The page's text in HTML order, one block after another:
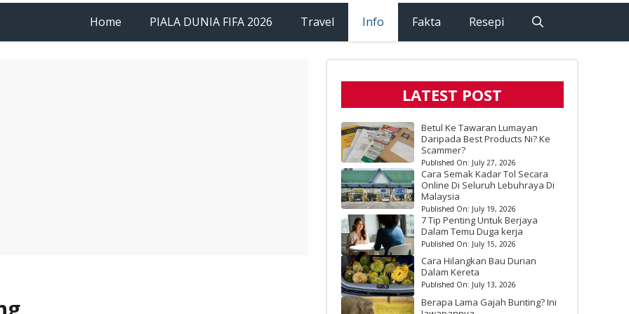
Home PIALA DUNIA FIFA 2026 Travel Info Fakta Resepi
LATEST POST
Betul Ke Tawaran Lumayan
Daripada Best Products Ni? Ke
Scammer?
Published On: July 27, 2026
Cara Semak Kadar Tol Secara
Online Di Seluruh Lebuhraya Di
Malaysia
Published On: July 19, 2026
7 Tip Penting Untuk Berjaya
Dalam Temu Duga kerja
Published On: July 15, 2026
Cara Hilangkan Bau Durian
Dalam Kereta
Published On: July 13, 2026
Berapa Lama Gajah Bunting? Ini